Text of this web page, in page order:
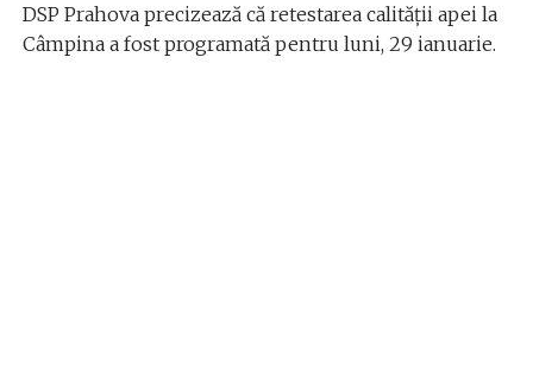
DSP Prahova precizează că retestarea calităţii apei la
Câmpina a fost programată pentru luni, 29 ianuarie.